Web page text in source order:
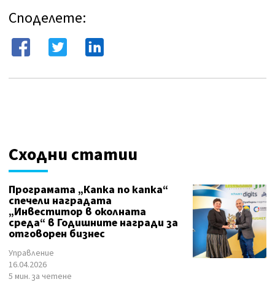
Споделете:
Сходни статии
Програмата „Капка по капка“
спечели наградата
„Инвеститор в околната
среда“ в Годишните награди за
отговорен бизнес
Управление
16.04.2026
5 мин. за четене